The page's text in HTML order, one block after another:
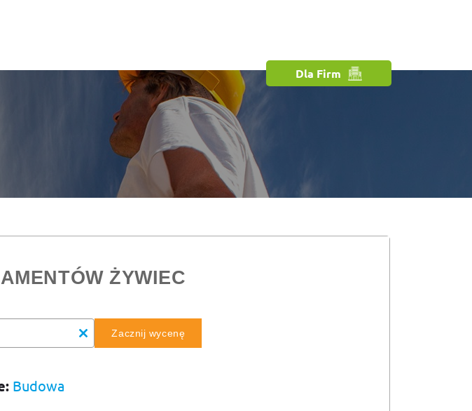
Dla Firm
ŻYWIEC
Zacznij wycenę
Budowa